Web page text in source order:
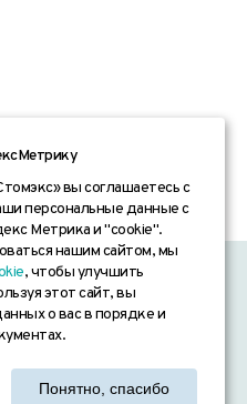
данных
рассылок
вы соглашаетесь с
персональные данные с
Метрика и "cookie".
нашим сайтом, мы
, чтобы улучшить
этот сайт, вы
о вас в порядке и
Понятно, спасибо